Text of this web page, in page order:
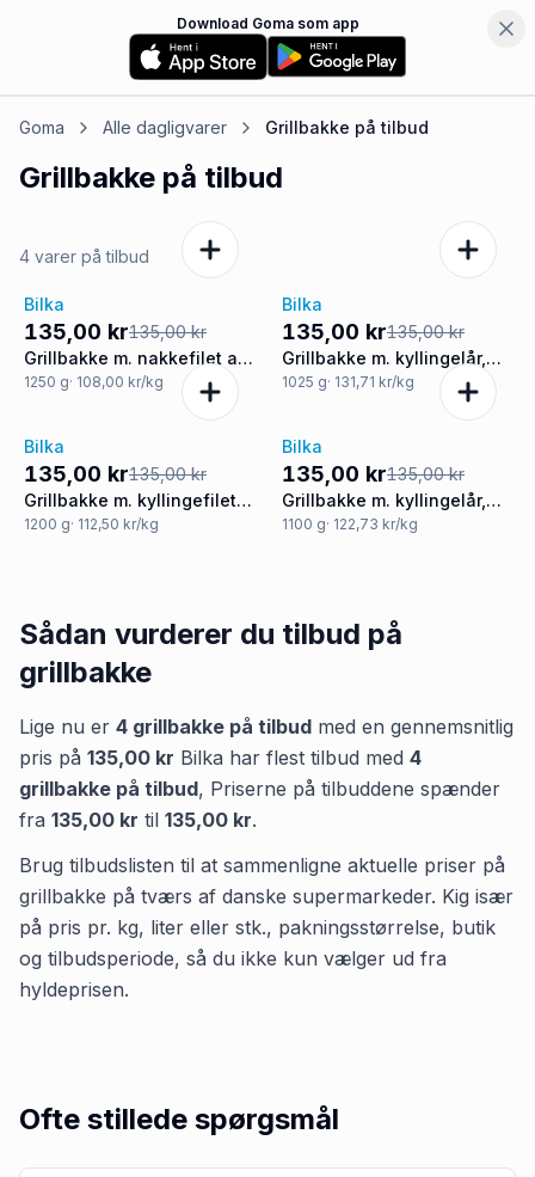
Download Goma som app
Goma Alle dagligvarer Grillbakke på tilbud
Grillbakke på tilbud
4 varer på tilbud
Tilbud
Bilka
135,00 kr135,00 kr
Grillbakke m. nakkefilet af
gris, kylling og pølser
1250 g· 108,00 kr/kg
Tilbud
Bilka
135,00 kr135,00 kr
Grillbakke m. kyllingelår,
kyllingespyd og
1025 g· 131,71 kr/kg
Tilbud
Bilka
135,00 kr135,00 kr
Grillbakke m. kyllingefilet,
pølser og nakkekoteletter
1200 g· 112,50 kr/kg
Tilbud
Bilka
135,00 kr135,00 kr
Grillbakke m. kyllingelår,
kyllingespyd og okse
1100 g· 122,73 kr/kg
Sådan vurderer du tilbud på
grillbakke
Lige nu er 4 grillbakke på tilbud med en gennemsnitlig
pris på 135,00 kr Bilka har flest tilbud med 4
grillbakke på tilbud, Priserne på tilbuddene spænder
fra 135,00 kr til 135,00 kr.
Brug tilbudslisten til at sammenligne aktuelle priser på
grillbakke på tværs af danske supermarkeder. Kig især
på pris pr. kg, liter eller stk., pakningsstørrelse, butik
og tilbudsperiode, så du ikke kun vælger ud fra
hyldeprisen.
Ofte stillede spørgsmål